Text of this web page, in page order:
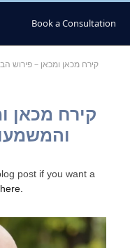
Book a Consultation
קירח מכאן ומכאן – פירוש
קירח מכאן
post if you want a